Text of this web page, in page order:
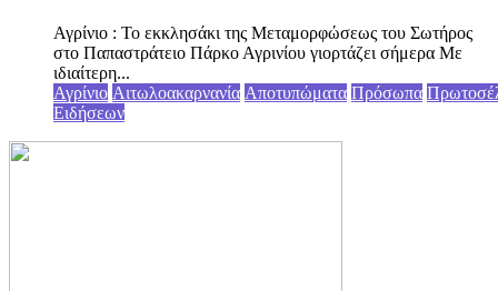
Αγρίνιο : Το εκκλησάκι της Μεταμορφώσεως του Σωτήρος
στο Παπαστράτειο Πάρκο Αγρινίου γιορτάζει σήμερα Με
ιδιαίτερη...
Αγρίνιο Αιτωλοακαρνανία Αποτυπώματα Πρόσωπα
Ειδήσεων